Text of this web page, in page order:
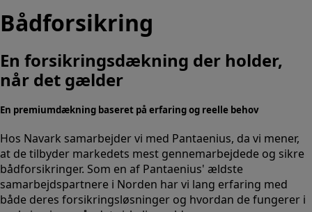
Bådforsikring
En forsikrings­dækning der holder,
når det gælder
En premiumdækning baseret på erfaring og reelle behov
Hos Navark samarbejder vi med Pantaenius, da vi mener,
at de tilbyder markedets mest gennemarbejdede og sikre
bådforsikringer. Som en af Pantaenius' ældste
samarbejdspartnere i Norden har vi lang erfaring med
både deres forsikringsløsninger og hvordan de fungerer i